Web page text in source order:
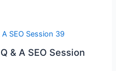
& A SEO Session